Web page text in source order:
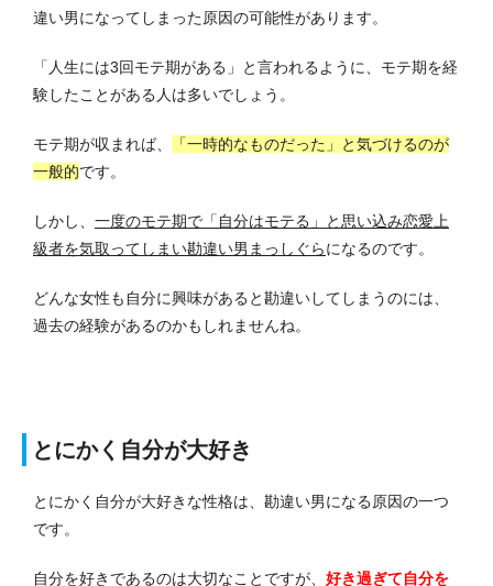
違い男になってしまった原因の可能性があります。
「人生には3回モテ期がある」と言われるように、モテ期を経
験したことがある人は多いでしょう。
モテ期が収まれば、
「一時的なものだった」と気づけるのが
一般的です。
しかし、 一度のモテ期で「自分はモテる」と思い込み恋愛上
級者を気取ってしまい勘違い男まっしぐらになるのです。
どんな女性も自分に興味があると勘違いしてしまうのには、
過去の経験があるのかもしれませんね。
とにかく自分が大好き
とにかく自分が大好きな性格は、勘違い男になる原因の一つ
です。
自分を好きであるのは大切なことですが、 好き過ぎて自分を